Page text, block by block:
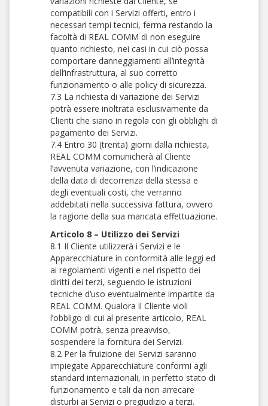
compatibili con i Servizi offerti, entro i
necessari tempi tecnici, ferma restando la
facoltà di REAL COMM di non eseguire
quanto richiesto, nei casi in cui ciò possa
comportare danneggiamenti all’integrità
dell’infrastruttura, al suo corretto
funzionamento o alle policy di sicurezza.
7.3 La richiesta di variazione dei Servizi
potrà essere inoltrata esclusivamente da
Clienti che siano in regola con gli obblighi di
pagamento dei Servizi.
7.4 Entro 30 (trenta) giorni dalla richiesta,
REAL COMM comunicherà al Cliente
l’avvenuta variazione, con l’indicazione
della data di decorrenza della stessa e
degli eventuali costi, che verranno
addebitati nella successiva fattura, ovvero
la ragione della sua mancata effettuazione.
Articolo 8 – Utilizzo dei Servizi
8.1 Il Cliente utilizzerà i Servizi e le
Apparecchiature in conformità alle leggi ed
ai regolamenti vigenti e nel rispetto dei
diritti dei terzi, seguendo le istruzioni
tecniche d’uso eventualmente impartite da
REAL COMM. Qualora il Cliente violi
l’obbligo di cui al presente articolo, REAL
COMM potrà, senza preavviso,
sospendere la fornitura dei Servizi.
8.2 Per la fruizione dei Servizi saranno
impiegate Apparecchiature conformi agli
standard internazionali, in perfetto stato di
funzionamento e tali da non arrecare
disturbi ai Servizi o pregiudizio a terzi.